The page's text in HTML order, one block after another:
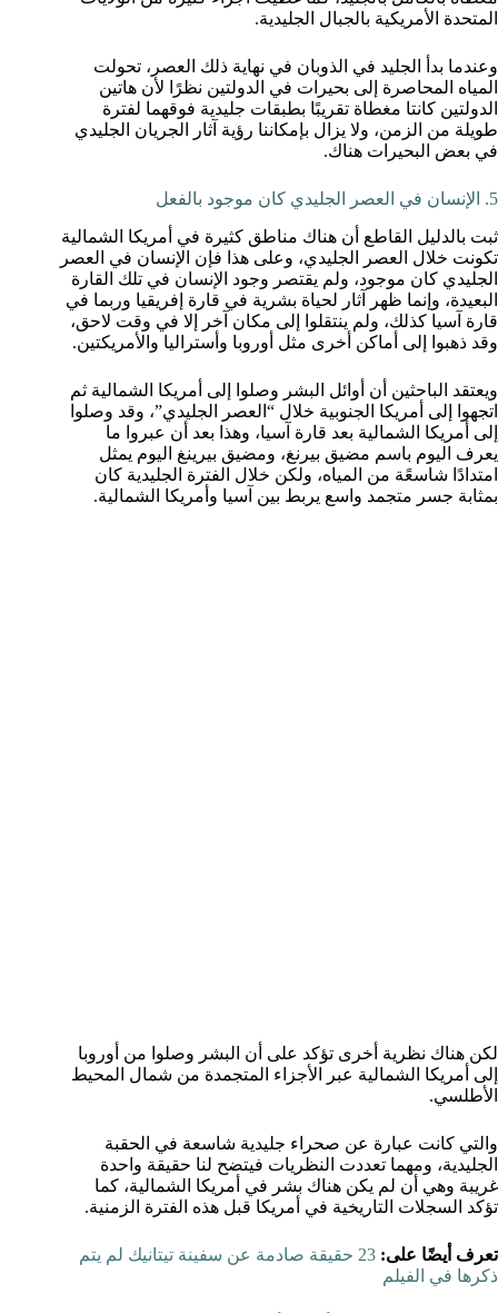
المتحدة الأمريكية بالجبال الجليدية.
وعندما بدأ الجليد في الذوبان في نهاية ذلك العصر، تحولت
المياه المحاصرة إلى بحيرات في الدولتين نظرًا لأن هاتين
الدولتين كانتا مغطاة تقريبًا بطبقات جليدية فوقهما لفترة
طويلة من الزمن، ولا يزال بإمكاننا رؤية آثار الجريان الجليدي
في بعض البحيرات هناك.
5. الإنسان في العصر الجليدي كان موجود بالفعل
ثبت بالدليل القاطع أن هناك مناطق كثيرة في أمريكا الشمالية
تكونت خلال العصر الجليدي، وعلى هذا فإن الإنسان في العصر
الجليدي كان موجود، ولم يقتصر وجود الإنسان في تلك القارة
البعيدة، وإنما ظهر آثار لحياة بشرية في قارة إفريقيا وربما في
قارة آسيا كذلك، ولم ينتقلوا إلى مكان آخر إلا في وقت لاحق،
وقد ذهبوا إلى أماكن أخرى مثل أوروبا وأستراليا والأمريكتين.
ويعتقد الباحثين أن أوائل البشر وصلوا إلى أمريكا الشمالية ثم
اتجهوا إلى أمريكا الجنوبية خلال “العصر الجليدي”، وقد وصلوا
إلى أمريكا الشمالية بعد قارة آسيا، وهذا بعد أن عبروا ما
يعرف اليوم باسم مضيق بيرنغ، ومضيق بيرينغ اليوم يمثل
امتدادًا شاسعًة من المياه، ولكن خلال الفترة الجليدية كان
بمثابة جسر متجمد واسع يربط بين آسيا وأمريكا الشمالية.
لكن هناك نظرية أخرى تؤكد على أن البشر وصلوا من أوروبا
إلى أمريكا الشمالية عبر الأجزاء المتجمدة من شمال المحيط
الأطلسي.
والتي كانت عبارة عن صحراء جليدية شاسعة في الحقبة
الجليدية، ومهما تعددت النظريات فيتضح لنا حقيقة واحدة
غريبة وهي أن لم يكن هناك بشر في أمريكا الشمالية، كما
تؤكد السجلات التاريخية في أمريكا قبل هذه الفترة الزمنية.
تعرف أيضًا على:
23 حقيقة صادمة عن سفينة تيتانيك لم يتم
ذكرها في الفيلم